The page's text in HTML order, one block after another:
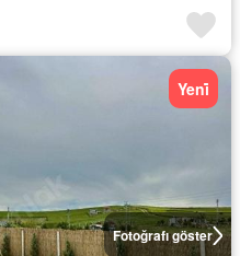
Fotoğrafı göster
Yeni̇